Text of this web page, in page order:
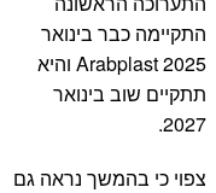
התקיימה כבר בינואר
2025 Arabplast והיא
תתקיים שוב בינואר
2027.
צפוי כי בהמשך נראה גם